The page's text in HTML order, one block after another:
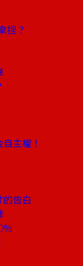
捏？
主權！
告白